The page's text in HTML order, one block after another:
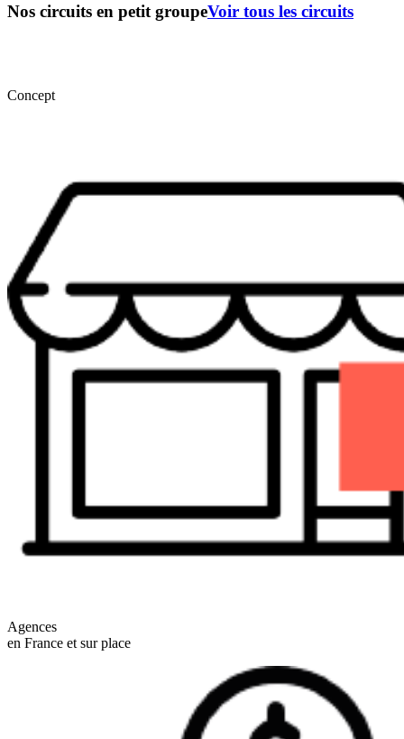
Nos circuits en petit groupeVoir tous les circuits
Concept
Agences
en France et sur place